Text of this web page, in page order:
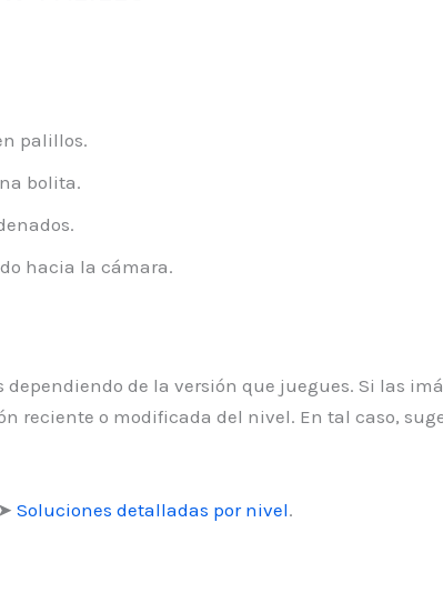
palillos.
bolita.
hacia la cámara.
de la versión que juegues. Si las
reciente o modificada del nivel. En tal caso,
Soluciones detalladas por nivel.